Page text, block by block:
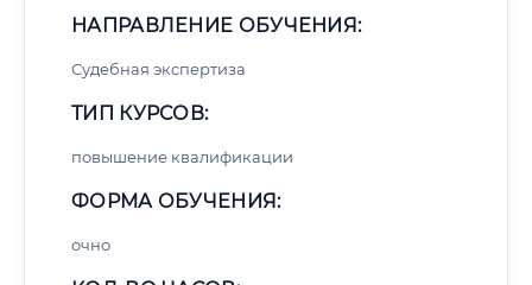
НАПРАВЛЕНИЕ ОБУЧЕНИЯ:
Судебная экспертиза
ТИП КУРСОВ:
повышение квалификации
ФОРМА ОБУЧЕНИЯ:
очно